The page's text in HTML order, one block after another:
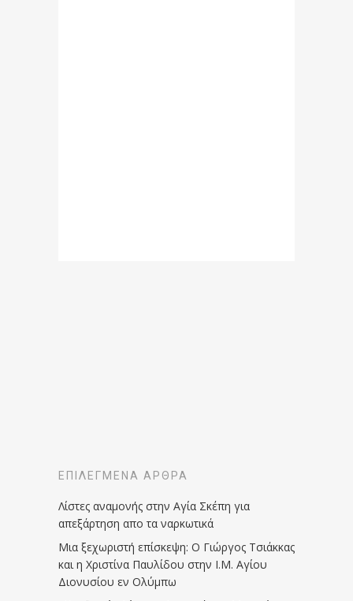
ΕΠΙΛΕΓΜΈΝΑ ΆΡΘΡΑ
Λίστες αναμονής στην Αγία Σκέπη για
απεξάρτηση απο τα ναρκωτικά
Μια ξεχωριστή επίσκεψη: Ο Γιώργος Τσιάκκας
και η Χριστίνα Παυλίδου στην Ι.Μ. Αγίου
Διονυσίου εν Ολύμπω